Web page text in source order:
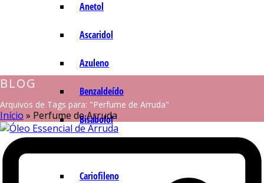
Anetol
Ascaridol
Azuleno
Benzaldeído
Bisabolol
Cariofileno
BLOG
Arquivos de Tags para: "Perfume de Arruda"
Início » Perfume de Arruda